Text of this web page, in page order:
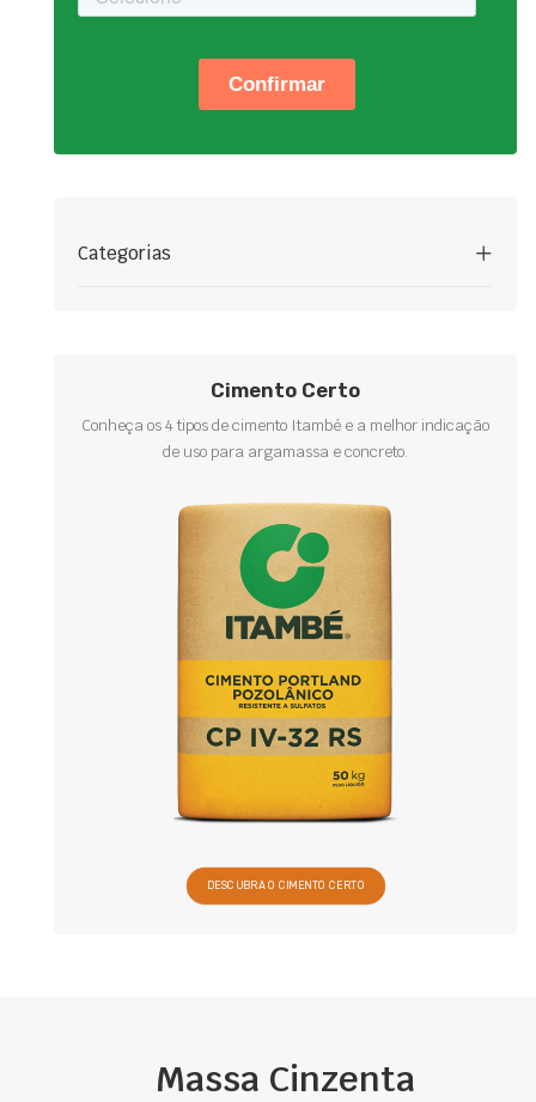
Categorias
Cimento Certo
Conheça os 4 tipos de cimento Itambé e a melhor indicação
de uso para argamassa e concreto.
DESCUBRA O CIMENTO CERTO
Massa Cinzenta